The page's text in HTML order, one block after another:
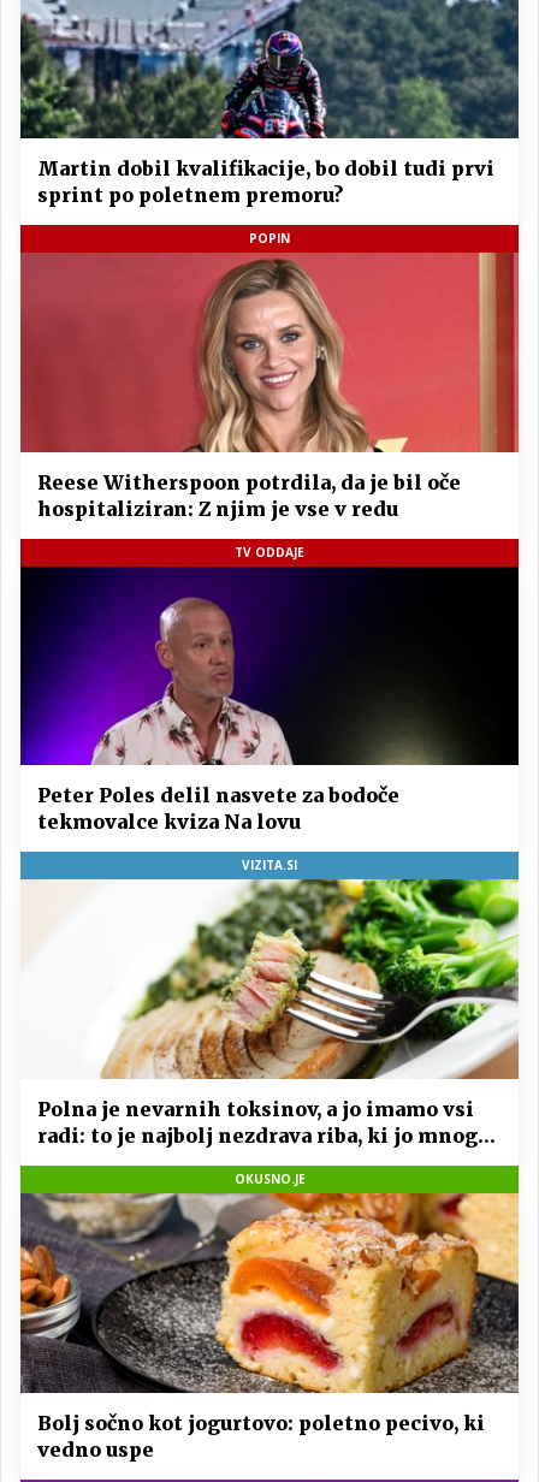
Martin dobil kvalifikacije, bo dobil tudi prvi
sprint po poletnem premoru?
POPIN
Reese Witherspoon potrdila, da je bil oče
hospitaliziran: Z njim je vse v redu
TV ODDAJE
Peter Poles delil nasvete za bodoče
tekmovalce kviza Na lovu
VIZITA.SI
Polna je nevarnih toksinov, a jo imamo vsi
radi: to je najbolj nezdrava riba, ki jo mnogi
redno uživajo
OKUSNO.JE
Bolj sočno kot jogurtovo: poletno pecivo, ki
vedno uspe